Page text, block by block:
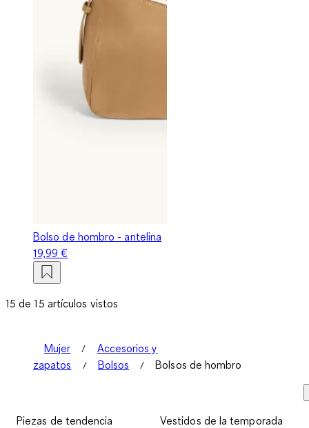
Bolso de hombro - antelina
19,99 €
15 de 15 artículos vistos
Mujer
Accesorios y
zapatos
Bolsos Bolsos de hombro
Piezas de tendencia
Vestidos de la temporada